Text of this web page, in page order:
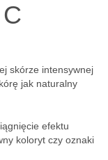
skórze intensywnej
jak naturalny
efektu
koloryt czy oznaki